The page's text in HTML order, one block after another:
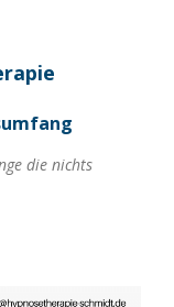
die nichts